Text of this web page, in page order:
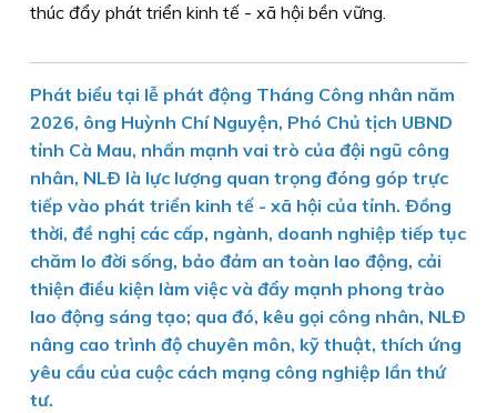
thúc đẩy phát triển kinh tế - xã hội bền vững.
Phát biểu tại lễ phát động Tháng Công nhân năm
2026, ông Huỳnh Chí Nguyện, Phó Chủ tịch UBND
tỉnh Cà Mau, nhấn mạnh vai trò của đội ngũ công
nhân, NLÐ là lực lượng quan trọng đóng góp trực
tiếp vào phát triển kinh tế - xã hội của tỉnh. Ðồng
thời, đề nghị các cấp, ngành, doanh nghiệp tiếp tục
chăm lo đời sống, bảo đảm an toàn lao động, cải
thiện điều kiện làm việc và đẩy mạnh phong trào
lao động sáng tạo; qua đó, kêu gọi công nhân, NLÐ
nâng cao trình độ chuyên môn, kỹ thuật, thích ứng
yêu cầu của cuộc cách mạng công nghiệp lần thứ
tư.